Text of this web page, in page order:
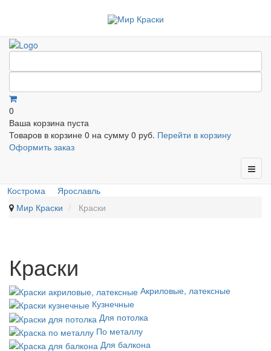
0
Ваша корзина пуста
Товаров в корзине 0 на сумму 0 руб. Перейти в корзину
Оформить заказ
Кострома
Ярославль
Мир Краски
Краски
Краски
Акриловые, латексные
Кузнечные
Для потолка
По металлу
Для балкона